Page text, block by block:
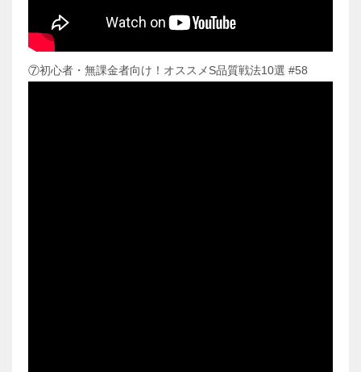
⑦初心者・無課金者向け！オススメS品質戦法10選 #58